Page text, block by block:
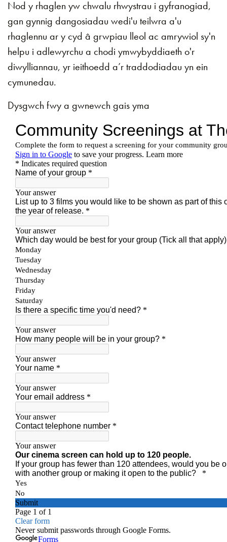
Nod y rhaglen yw chwalu rhwystrau i gyfranogiad,
gan gynnig dangosiadau wedi'u teilwra a'u
rhaglennu ar y cyd â grwpiau lleol ac amrywiol sy'n
helpu i adlewyrchu a chodi ymwybyddiaeth o'r
diwylliannau, yr ieithoedd a’r traddodiadau yn ein
cymunedau.
Dysgwch fwy a gwnewch gais yma